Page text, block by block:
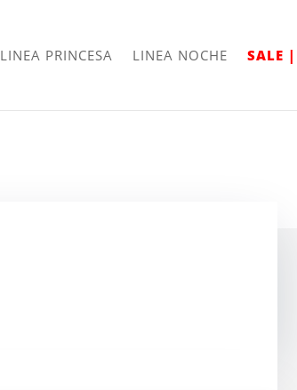
LINEA PRINCESA LINEA NOCHE SALE |